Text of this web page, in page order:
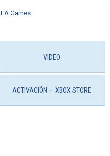
EA Games
VIDEO
ACTIVACIÓN — ХBOX STORE